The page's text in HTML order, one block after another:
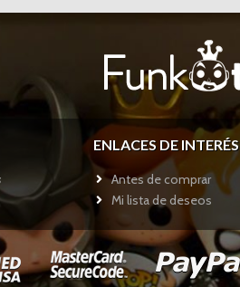
ENLACES DE INTERÉS
Antes de comprar
Mi lista de deseos